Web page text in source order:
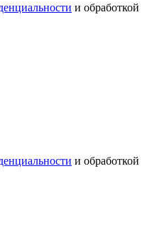
и обработкой
и обработкой